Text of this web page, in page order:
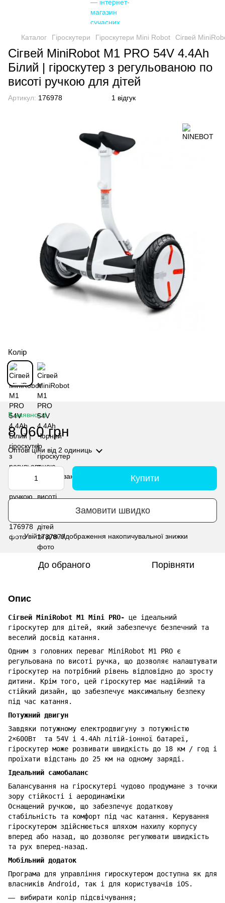
Каталог Гіроскутери Гіроскутери Mini Robot Сігвей
Сігвей MiniRobot M1 PRO 54V 4.4Ah
Білий | гіроскутер з регульованою по
висоті ручкою для дітей
Артикул: 176978 1 відгук
Колір
В наявності
8 060 грн
Оптові ціни від 2 одиниць
Купити
Замовити швидко
% Увійтидля відображення накопичувальної знижки
До обраного Порівняти
Опис
Сігвей MiniRobot M1 Mini PRO- це ідеальний
гіроскутер для дітей, який забезпечує безпечний та
веселий досвід катання.
Одним з головних переваг MiniRobot M1 PRO є
регульована по висоті ручка, що дозволяє налаштувати
гіроскутер на потрібний рівень відповідно до зросту
дитини. Крім того, цей гіроскутер має надійний та
стійкий дизайн, що забезпечує максимальну безпеку
під час катання.
Потужний двигун
Завдяки потужному електродвигуну з потужністю
2×600Вт та 54V і 4.4Ah літій-іонної батареї,
гіроскутер може розвивати швидкість до 18 км / год і
проїхати відстань до 25 км на одному заряді.
Ідеальний самобаланс
Балансування на гіроскутері чудово продумане з точки
зору стійкості і аеродинаміки
Оснащений ручкою, що забезпечує додаткову
стабільність та комфорт під час катання. Керування
гіроскутером здійснюється шляхом нахилу корпусу
вперед або назад, що дозволяє регулювати швидкість
та рух вперед-назад.
Мобільний додаток
Програма для управління гироскутером доступна як для
власників Android, так і для користувачів iOS.
вибирати колір підсвічування;